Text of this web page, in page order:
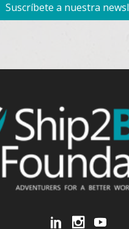
Suscríbete a nuestra